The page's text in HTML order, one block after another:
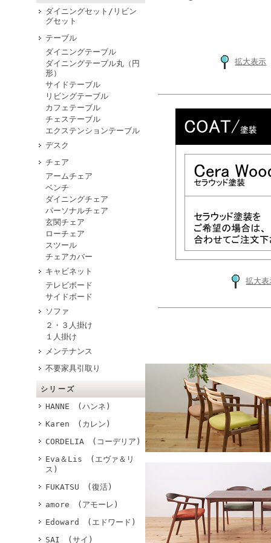
ダイニングセット/リビン
グセット
テーブル
ダイニングテーブル
ダイニングテーブル丸（円
形）
サイドテーブル
リビングテーブル
カフェテーブル
チェステーブル
エクステンションテーブル
デスク
チェア
アームチェア
ベンチ
ダイニングチェア
パーソナルチェア
玄関チェア
ローチェア
スツール
チェアカバー
キャビネット
テレビボード
サイドボード
ソファ
２・３人掛け
１人掛け
メンテナンス
不要家具引取り
シリーズ
HANNE (ハンネ)
Karen (カレン)
CORDELIA (コーデリア)
Eva＆Lis (エヴァ＆リ
ス)
FUKATSU (復活)
amore (アモーレ)
Edoward (エドワード)
SAI (サイ)
拡大表示
拡大表